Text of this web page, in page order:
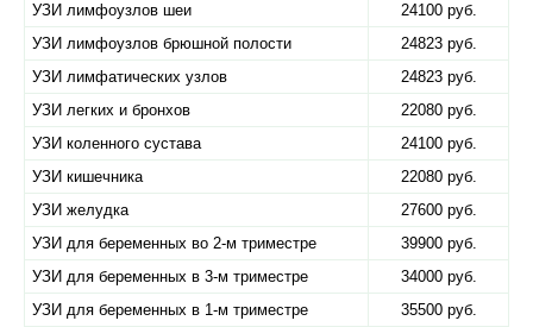
УЗИ лимфоузлов шеи
24100 руб.
УЗИ лимфоузлов брюшной полости
24823 руб.
УЗИ лимфатических узлов
24823 руб.
УЗИ легких и бронхов
22080 руб.
УЗИ коленного сустава
24100 руб.
УЗИ кишечника
22080 руб.
УЗИ желудка
27600 руб.
УЗИ для беременных во 2-м триместре
39900 руб.
УЗИ для беременных в 3-м триместре
34000 руб.
УЗИ для беременных в 1-м триместре
35500 руб.